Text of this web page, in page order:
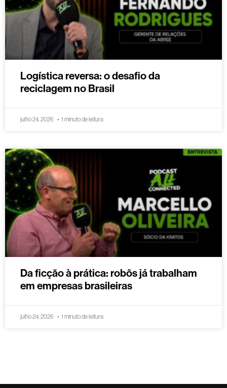
Logística reversa: o desafio da
reciclagem no Brasil
julho 24, 2026 1 minuto de leitura
Da ficção à prática: robôs já trabalham
em empresas brasileiras
julho 24, 2026 1 minuto de leitura